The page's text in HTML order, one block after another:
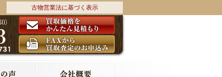
古物営業法に基づく表示